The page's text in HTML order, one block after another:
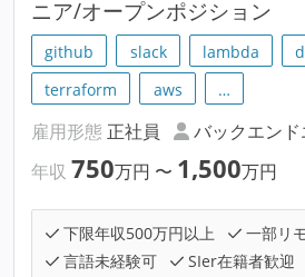
ニア/オープンポジション
github slack lambda
terraform
aws …
雇用形態 正社員 バックエン
年収 750万円 〜 1,500万円
下限年収500万円以上
一部リ
言語未経験可
SIer在籍者歓迎